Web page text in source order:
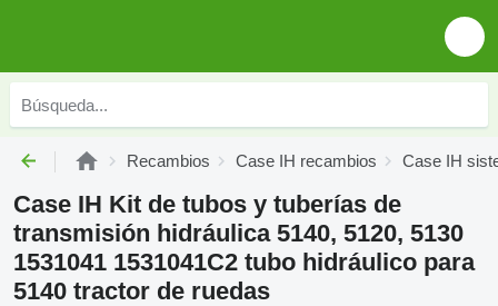
Recambios Case IH recambios Case IH
Case IH Kit de tubos y tuberías de
transmisión hidráulica 5140, 5120, 5130
1531041 1531041C2 tubo hidráulico para
5140 tractor de ruedas